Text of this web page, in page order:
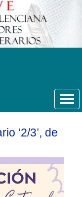
‘2/3’, de